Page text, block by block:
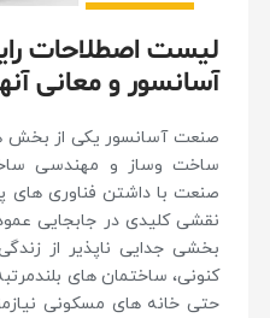
لیست اصطلاحات
آسانسور و معانی
صنعت آسانسور یکی از بخش
ساخت وساز و مهندسی
صنعت با داشتن فناوری های
نقشی کلیدی در جابجایی
بخشی جدایی ناپذیر از
کنونی، ساختمان های
حتی خانه های مسکونی